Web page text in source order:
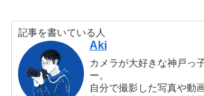
記事を書いている人
Aki
カメラが大好きな神戸っ
ー。
自分で撮影した写真や動